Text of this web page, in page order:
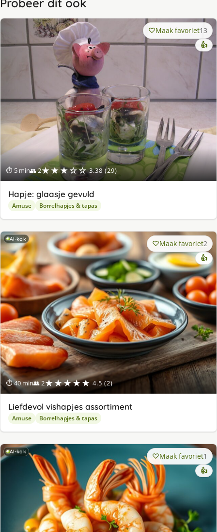
Probeer dit ook
⏱ 5 min👥 2★★★☆☆ 3.38 (29)
Maak favoriet13
👍
Hapje: glaasje gevuld
Amuse Borrelhapjes & tapas
AI-kok
⏱ 40 min👥 2★★★★★ 4.5 (2)
Maak favoriet2
👍
Liefdevol vishapjes assortiment
Amuse Borrelhapjes & tapas
AI-kok Maak favoriet1
👍